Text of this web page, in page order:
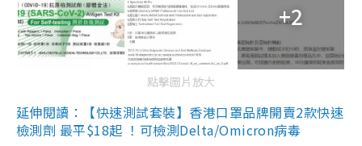
+2
點擊圖片放大
延伸閱讀：【快速測試套裝】香港口罩品牌開賣2款快速
檢測劑 最平$18起 ！可檢測Delta/Omicron病毒